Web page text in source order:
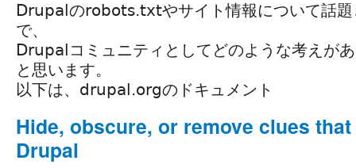
Drupalのrobots.txtやサイト情報について話題
で、
Drupalコミュニティとしてどのような考えが
と思います。
以下は、drupal.orgのドキュメント
Hide, obscure, or remove clues
Drupal